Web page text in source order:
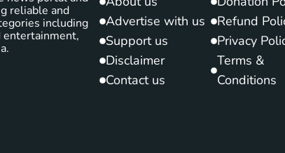
reliable and
including
entertainment,
Advertise with us
Support us
Disclaimer
Contact us
Refund
Privacy
Terms &
Conditions